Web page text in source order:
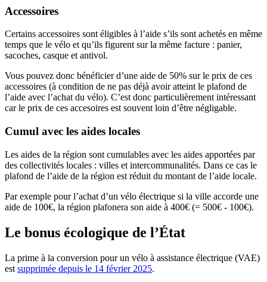
Accessoires
Certains accessoires sont éligibles à l’aide s’ils sont achetés en même
temps que le vélo et qu’ils figurent sur la même facture : panier,
sacoches, casque et antivol.
Vous pouvez donc bénéficier d’une aide de 50% sur le prix de ces
accessoires (à condition de ne pas déjà avoir atteint le plafond de
l’aide avec l’achat du vélo). C’est donc particulièrement intéressant
car le prix de ces accesoires est souvent loin d’être négligable.
Cumul avec les aides locales
Les aides de la région sont cumulables avec les aides apportées par
des collectivités locales : villes et intercommunalités. Dans ce cas le
plafond de l’aide de la région est réduit du montant de l’aide locale.
Par exemple pour l’achat d’un vélo électrique si la ville accorde une
aide de 100€, la région plafonera son aide à 400€ (= 500€ - 100€).
Le bonus écologique de l’État
La prime à la conversion pour un vélo à assistance électrique (VAE)
est supprimée depuis le 14 février 2025.